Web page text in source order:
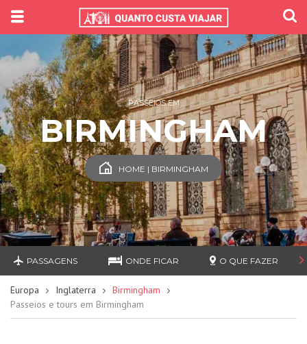
PASSEIOS EM
BIRMINGHAM
HOME | BIRMINGHAM
PASSAGENS ONDE FICAR O QUE FAZER
Europa Inglaterra
Birmingham
Passeios e tours em Birmingham